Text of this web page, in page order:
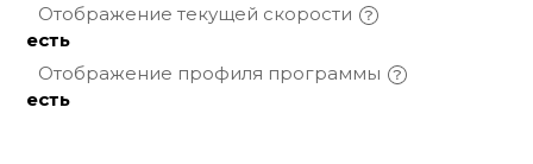
Отображение текущей скорости
есть
Отображение профиля программы
есть